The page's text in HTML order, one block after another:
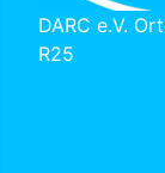
DARC e.V.
R25